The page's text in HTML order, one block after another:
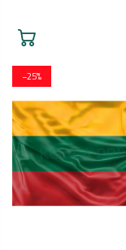
−25%